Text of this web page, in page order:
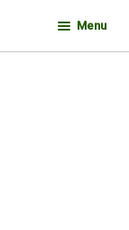
Menu